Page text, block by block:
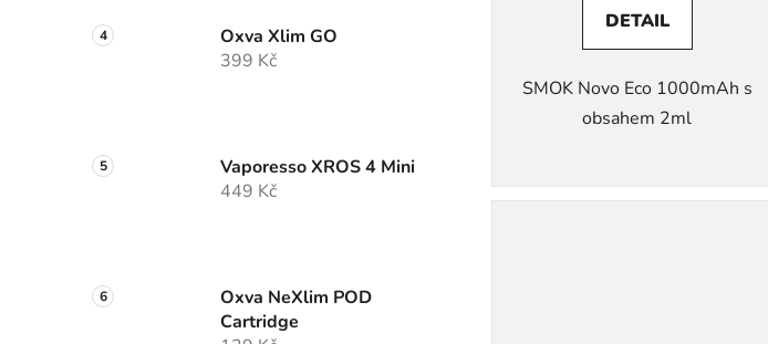
Oxva Xlim GO
399 Kč
Vaporesso XROS 4 Mini
449 Kč
Oxva NeXlim POD
Cartridge
DETAIL
SMOK Novo Eco 1000mAh s
obsahem 2ml